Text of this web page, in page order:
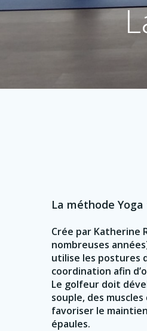
La méthode
Crée par Katherine
nombreuses
utilise les postures
coordination afin
Le golfeur doit
souple, des
favoriser le
épaules.